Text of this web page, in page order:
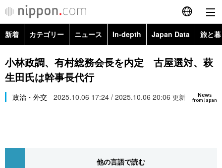
English
简体字
カテゴリー
経済・ビジネス
トップ
In-depth
新着 カテゴリー ニュース In-depth Japan Data 旅と
政治・外交
経済・ビジネス
Topics
小林政調、有村総務会長を内定 古屋選対、萩
生田氏は幹事長代行
News
from Japan
政治・外交 2025.10.06 17:24 / 2025.10.06 20:06 更新
他の言語で読む